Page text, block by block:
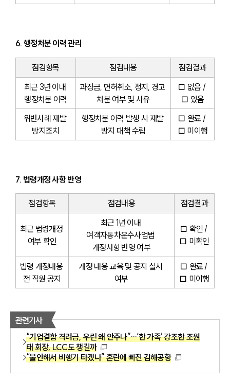
6. 행정처분 이력 관리
점검항목 점검내용
점검결과
최근 3년 이내
행정처분 이력
과징금, 면허취소, 정지, 경고
처분 여부 및 사유
□ 없음 /
□ 있음
위반사례 재발
방지조치
행정처분 이력 발생 시 재발
방지 대책 수립
□ 완료 /
□ 미이행
7. 법령개정 사항 반영
점검항목 점검내용 점검결과
최근 법령개정
여부 확인
최근 1년 이내
여객자동차운수사업법
개정사항 반영 여부
□ 확인 /
□ 미확인
법령 개정내용
전 직원 공지
개정 내용 교육 및 공지 실시
여부
□ 완료 /
□ 미이행
관련기사
“기업결합 격려금, 우린 왜 안주나”…‘한 가족’ 강조한 조원
태 회장, LCC도 챙길까
“불안해서 비행기 타겠나” 혼란에 빠진 김해공항